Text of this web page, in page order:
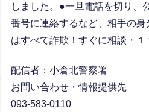
しました。●一旦電話を切り、
番号に連絡するなど、相手の
はすべて詐欺！すぐに相談・１
配信者：小倉北警察署
お問い合わせ・情報提供先
093-583-0110